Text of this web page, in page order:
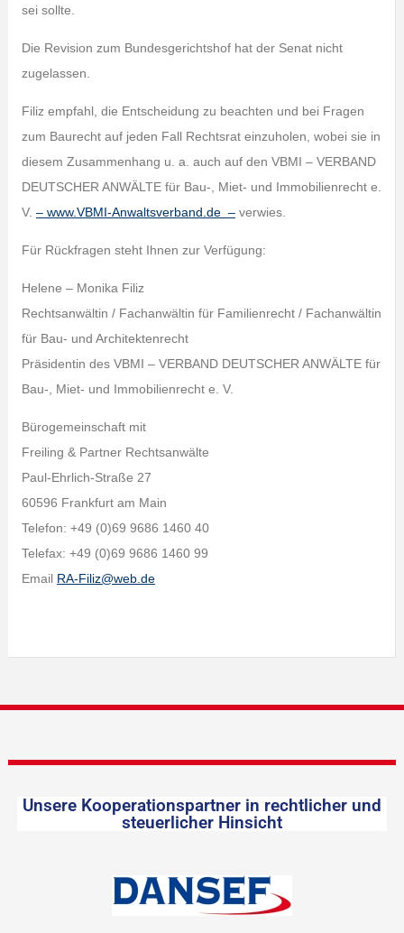
sei sollte.
Die Revision zum Bundesgerichtshof hat der Senat nicht
zugelassen.
Filiz empfahl, die Entscheidung zu beachten und bei Fragen
zum Baurecht auf jeden Fall Rechtsrat einzuholen, wobei sie in
diesem Zusammenhang u. a. auch auf den VBMI – VERBAND
DEUTSCHER ANWÄLTE für Bau-, Miet- und Immobilienrecht e.
V. – www.VBMI-Anwaltsverband.de –verwies.
Für Rückfragen steht Ihnen zur Verfügung:
Helene – Monika Filiz
Rechtsanwältin / Fachanwältin für Familienrecht / Fachanwältin
für Bau- und Architektenrecht
Präsidentin des VBMI – VERBAND DEUTSCHER ANWÄLTE für
Bau-, Miet- und Immobilienrecht e. V.
Bürogemeinschaft mit
Freiling & Partner Rechtsanwälte
Paul-Ehrlich-Straße 27
60596 Frankfurt am Main
Telefon: +49 (0)69 9686 1460 40
Telefax: +49 (0)69 9686 1460 99
Email RA-Filiz@web.de
Unsere Kooperationspartner in rechtlicher und
steuerlicher Hinsicht